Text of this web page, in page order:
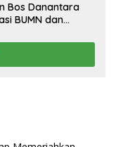
Bos Danantara
BUMN dan